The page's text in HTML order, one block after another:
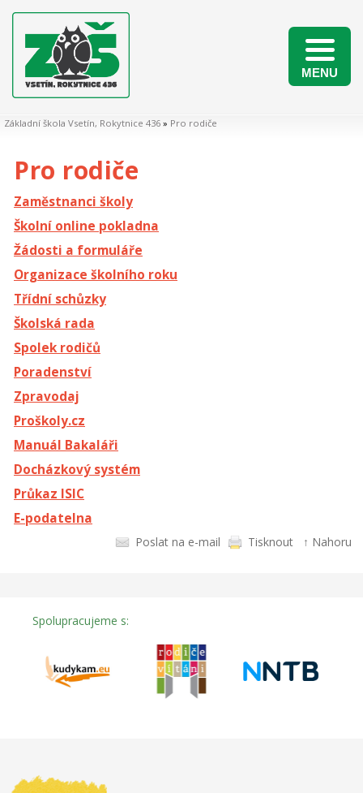
MENU
Základní škola Vsetín, Rokytnice 436 » Pro rodiče
Pro rodiče
Zaměstnanci školy
Školní online pokladna
Žádosti a formuláře
Organizace školního roku
Třídní schůzky
Školská rada
Spolek rodičů
Poradenství
Zpravodaj
Proškoly.cz
Manuál Bakaláři
Docházkový systém
Průkaz ISIC
E-podatelna
Poslat na e-mail Tisknout ↑ Nahoru
Spolupracujeme s: